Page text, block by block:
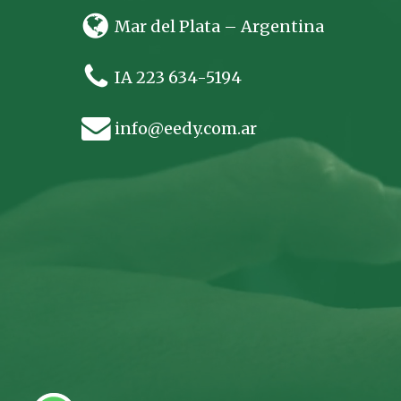
Mar del Plata – Argentina
IA 223 634-5194
info@eedy.com.ar